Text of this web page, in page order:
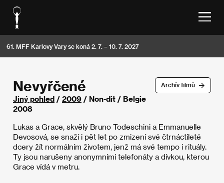
61. MFF Karlovy Vary se koná 2. 7. – 10. 7. 2027
Archív filmů
Nevyřčené
Jiný pohled / 2009 / Non-dit / Belgie
2008
Lukas a Grace, skvělý Bruno Todeschini a Emmanuelle
Devosová, se snaží i pět let po zmizení své čtrnáctileté
dcery žít normálním životem, jenž má své tempo i rituály.
Ty jsou narušeny anonymními telefonáty a dívkou, kterou
Grace vídá v metru.